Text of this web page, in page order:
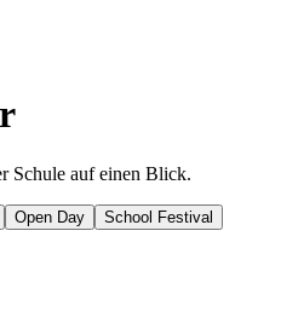
Schule auf einen Blick.
Open Day
School Festival